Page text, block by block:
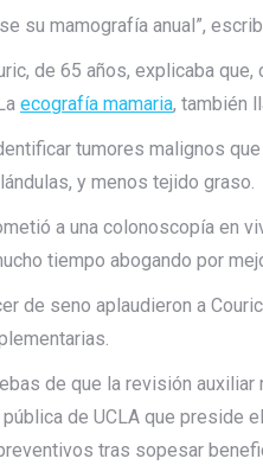
su mamografía anual”,
de 65 años, explicaba
ecografía mamaria, también
tumores malignos
y menos tejido graso.
a una colonoscopía en
tiempo abogando por
de seno aplaudieron a
de que la revisión
de UCLA que preside
tras sopesar